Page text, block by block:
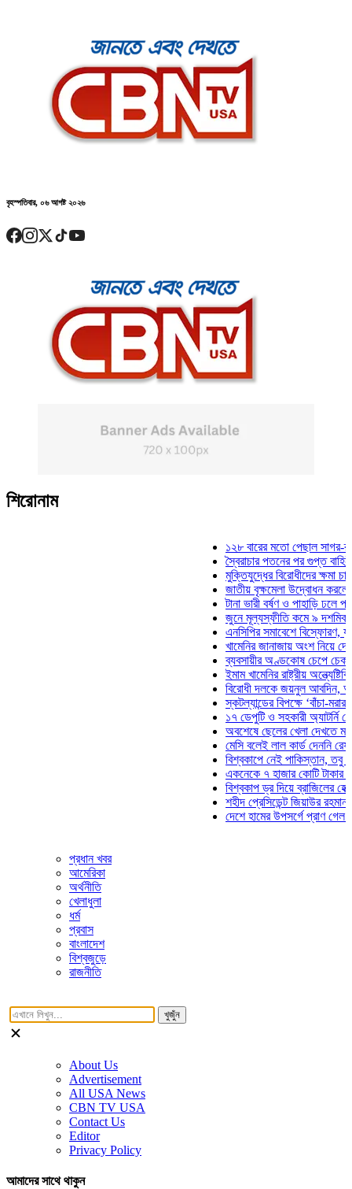
বৃহস্পতিবার, ০৬ আগষ্ট ২০২৬
শিরোনাম
১২৮ বারের মতো পেছাল সাগর-রুনি
স্বৈরাচার পতনের পর গুপ্ত বাহিনীর
মুক্তিযুদ্ধের বিরোধীদের ক্ষমা চাইতে
জাতীয় বৃক্ষমেলা উদ্বোধন করলেন
টানা ভারী বর্ষণ ও পাহাড়ি ঢলে
জুনে মূল্যস্ফীতি কমে ৯ দশমিক ১৬
এনসিপির সমাবেশে বিস্ফোরণ,
খামেনির জানাজায় অংশ নিয়ে দেশে
ব্যবসায়ীর অণ্ডকোষ চেপে চেক-
ইমাম খামেনির রাষ্ট্রীয়
বিরোধী দলকে জয়নুল আবদিন,
স্কটল্যান্ডের বিপক্ষে ‘বাঁচা-মরার
১৭ ডেপুটি ও সহকারী অ্যাটর্নি
অবশেষে ছেলের খেলা দেখতে মাঠে
মেসি বলেই লাল কার্ড দেননি রেফারি!
বিশ্বকাপে নেই পাকিস্তান, তবু
একনেকে ৭ হাজার কোটি টাকার ৫
বিশ্বকাপ ড্র দিয়ে ব্রাজিলের হেক্সা
শহীদ প্রেসিডেন্ট জিয়াউর রহমান
দেশে হামের উপসর্গে প্রাণ গেল আরও
প্রধান খবর
আমেরিকা
অর্থনীতি
খেলাধুলা
ধর্ম
প্রবাস
বাংলাদেশ
বিশ্বজুড়ে
রাজনীতি
খুজুঁন
About Us
Advertisement
All USA News
CBN TV USA
Contact Us
Editor
Privacy Policy
আমাদের সাথে থাকুন